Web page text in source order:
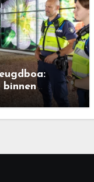
en toezicht